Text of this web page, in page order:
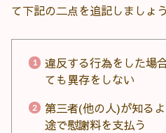
て下記の二点を追記しましょう
違反する行為をした場
ても異存をしない
第三者(他の人)が知る
途で慰謝料を支払う